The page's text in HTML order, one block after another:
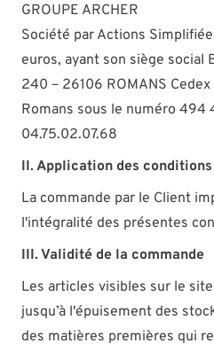
GROUPE ARCHER
Société par Actions
euros, ayant son siège social
240 – 26106 ROMANS
Romans sous le numéro 494
04.75.02.07.68
II. Application des
La commande par le Client
l'intégralité des présentes
III. Validité de la commande
Les articles visibles sur le
jusqu’à l'épuisement des
des matières premières qui